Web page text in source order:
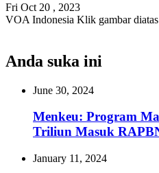
Fri Oct 20 , 2023
VOA Indonesia Klik gambar
Anda suka ini
June 30, 2024
Menkeu: Program
Triliun Masuk
January 11, 2024